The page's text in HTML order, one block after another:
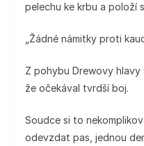
pelechu ke krbu a položí
„Žádné námitky proti
Z pohybu Drewovy hlavy
že očekával tvrdší boj.
Soudce si to
odevzdat pas, jednou